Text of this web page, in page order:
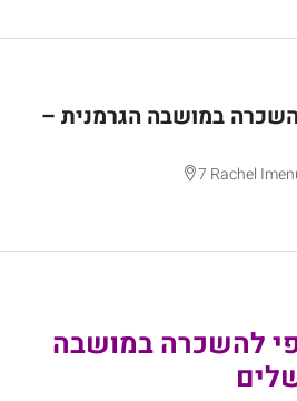
במושבה הגרמנית –
7 Rachel
להשכרה במושבה